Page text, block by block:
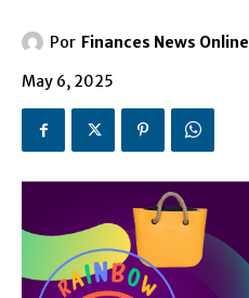
Por Finances News Online
May 6, 2025